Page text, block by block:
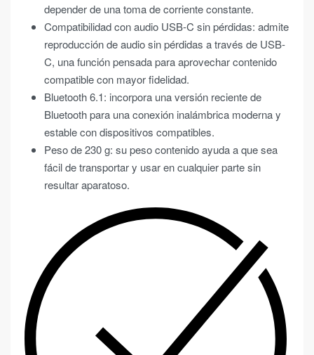
depender de una toma de corriente constante.
Compatibilidad con audio USB-C sin pérdidas: admite
reproducción de audio sin pérdidas a través de USB-
C, una función pensada para aprovechar contenido
compatible con mayor fidelidad.
Bluetooth 6.1: incorpora una versión reciente de
Bluetooth para una conexión inalámbrica moderna y
estable con dispositivos compatibles.
Peso de 230 g: su peso contenido ayuda a que sea
fácil de transportar y usar en cualquier parte sin
resultar aparatoso.